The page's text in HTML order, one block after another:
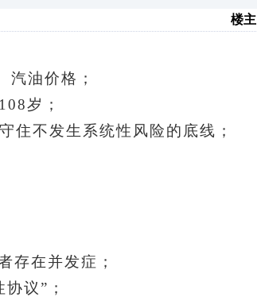
楼主
油价格；
岁；
住不发生系统性风险的底线 ；
存在并发症；
议”；